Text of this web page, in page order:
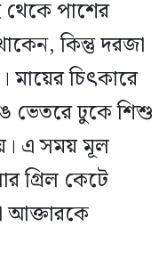
থেকে পাশের
কিন্তু দরজা
চিৎকারে
ভেতরে ঢুকে শিশু
এ সময় মূল
গ্রিল কেটে
আক্তারকে